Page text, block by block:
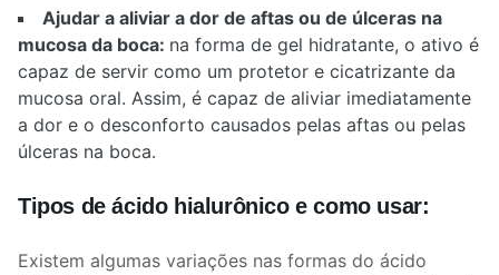
Ajudar a aliviar a dor de aftas ou de úlceras na
mucosa da boca: na forma de gel hidratante, o ativo é
capaz de servir como um protetor e cicatrizante da
mucosa oral. Assim, é capaz de aliviar imediatamente
a dor e o desconforto causados pelas aftas ou pelas
úlceras na boca.
Tipos de ácido hialurônico e como usar:
Existem algumas variações nas formas do ácido